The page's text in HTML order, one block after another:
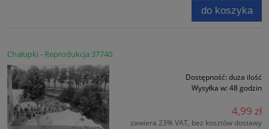
do koszyka
Chałupki - Reprodukcja 37740
Dostępność: duża ilość
Wysyłka w: 48 godzin
4,99 zł
zawiera 23% VAT, bez kosztów dostawy